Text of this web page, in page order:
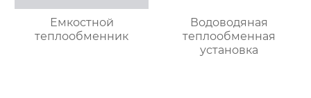
Емкостной
теплообменник
Водоводяная
теплообменная
установка